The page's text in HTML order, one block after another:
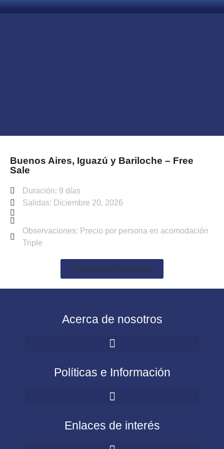
Buenos Aires, Iguazú y Bariloche – Free
Sale
Duración: 9 días
Salidas: Diciembre 20, 2026
Observaciones: Precio por persona en acomodación
Triple
Descargar información
Acerca de nosotros
Políticas e Información
Enlaces de interés